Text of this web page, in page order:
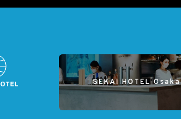
SEKAI HOTEL Osaka